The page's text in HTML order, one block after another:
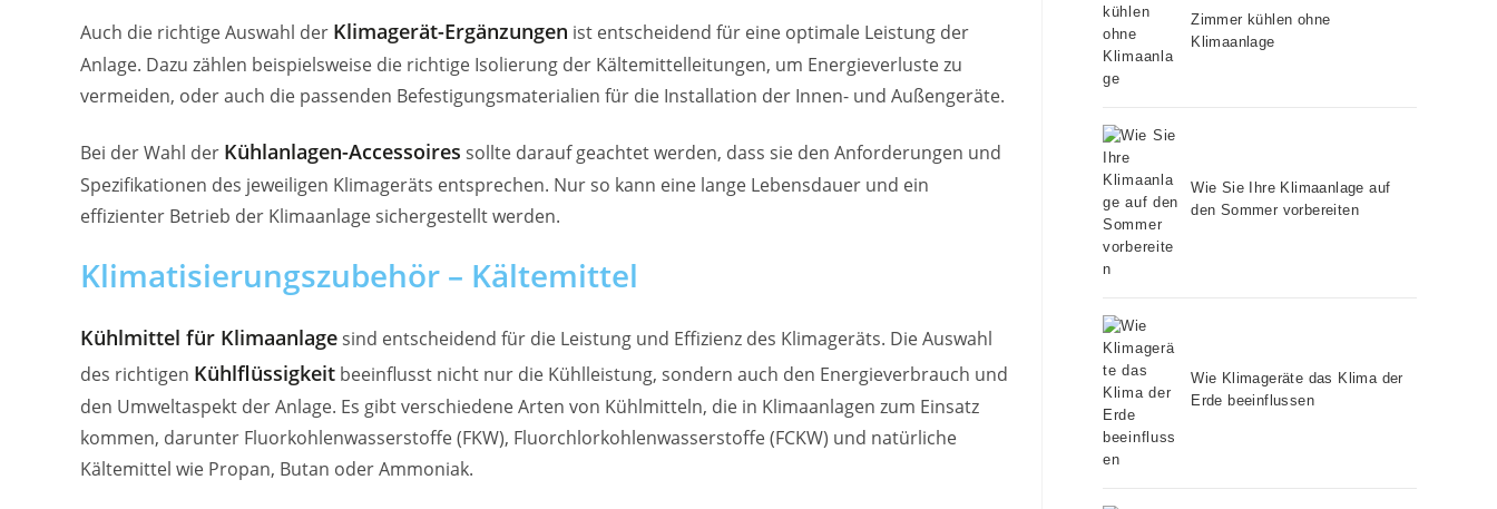
Auch die richtige Auswahl der Klimagerät-Ergänzungen ist entscheidend für eine optimale Leistung der
Anlage. Dazu zählen beispielsweise die richtige Isolierung der Kältemittelleitungen, um Energieverluste zu
vermeiden, oder auch die passenden Befestigungsmaterialien für die Installation der Innen- und Außengeräte.
Bei der Wahl der Kühlanlagen-Accessoires sollte darauf geachtet werden, dass sie den Anforderungen und
Spezifikationen des jeweiligen Klimageräts entsprechen. Nur so kann eine lange Lebensdauer und ein
effizienter Betrieb der Klimaanlage sichergestellt werden.
Klimatisierungszubehör – Kältemittel
Kühlmittel für Klimaanlagesind entscheidend für die Leistung und Effizienz des Klimageräts. Die Auswahl
des richtigen Kühlflüssigkeit beeinflusst nicht nur die Kühlleistung, sondern auch den Energieverbrauch und
den Umweltaspekt der Anlage. Es gibt verschiedene Arten von Kühlmitteln, die in Klimaanlagen zum Einsatz
kommen, darunter Fluorkohlenwasserstoffe (FKW), Fluorchlorkohlenwasserstoffe (FCKW) und natürliche
Kältemittel wie Propan, Butan oder Ammoniak.
Zimmer kühlen ohne
Klimaanlage
Wie Sie Ihre Klimaanlage auf
den Sommer vorbereiten
Wie Klimageräte das Klima der
Erde beeinflussen